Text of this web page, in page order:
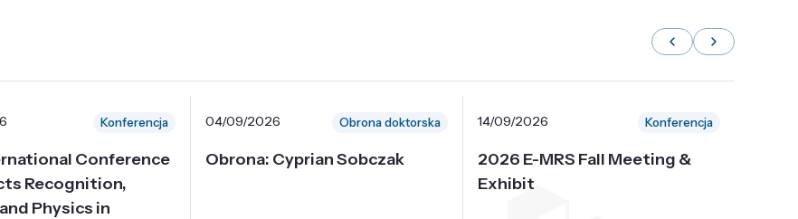
Konferencja
Conference
Recognition,
Physics in
04/09/2026 Obrona doktorska
Obrona: Cyprian Sobczak
14/09/2026 Konferencja
2026 E-MRS Fall Meeting &
Exhibit